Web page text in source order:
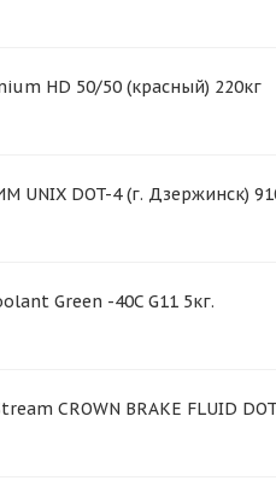
HD 50/50 (красный) 220кг
UNIX DOT-4 (г. Дзержинск)
Green -40C G11 5кг.
CROWN BRAKE FLUID